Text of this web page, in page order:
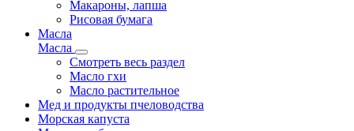
Макароны, лапша
Рисовая бумага
Масла
Масла
Смотреть весь раздел
Масло гхи
Масло растительное
Мед и продукты пчеловодства
Морская капуста